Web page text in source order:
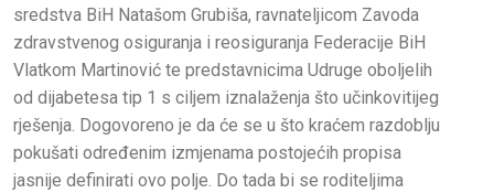
sredstva BiH Natašom Grubiša, ravnateljicom Zavoda
zdravstvenog osiguranja i reosiguranja Federacije BiH
Vlatkom Martinović te predstavnicima Udruge oboljelih
od dijabetesa tip 1 s ciljem iznalaženja što učinkovitijeg
rješenja. Dogovoreno je da će se u što kraćem razdoblju
pokušati određenim izmjenama postojećih propisa
jasnije definirati ovo polje. Do tada bi se roditeljima